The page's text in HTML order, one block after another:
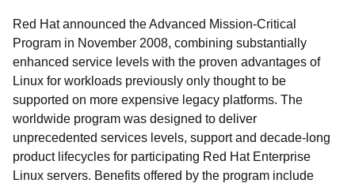
Red Hat announced the Advanced Mission-Critical
Program in November 2008, combining substantially
enhanced service levels with the proven advantages of
Linux for workloads previously only thought to be
supported on more expensive legacy platforms. The
worldwide program was designed to deliver
unprecedented services levels, support and decade-long
product lifecycles for participating Red Hat Enterprise
Linux servers. Benefits offered by the program include